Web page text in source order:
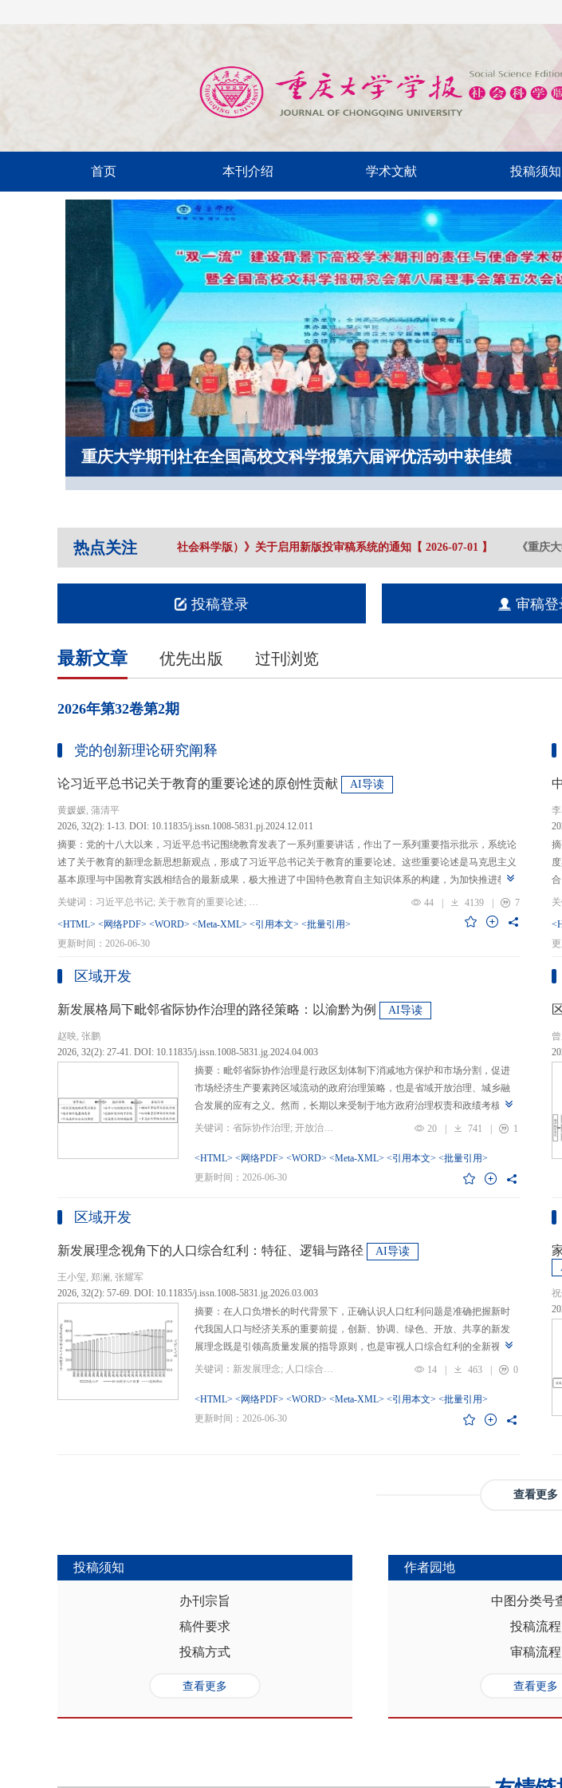
首页 本刊介绍 学术文献 投稿须知
重庆大学期刊社在全国高校文科学报第六届评优活动中获佳绩
热点关注
《重庆大学学报（社会科学版）》关于启用新版投审稿系统的通知【 2026-07-01】 《重庆大
投稿登录 审稿登
最新文章 优先出版 过刊浏览
2026年第32卷第2期
党的创新理论研究阐释
论习近平总书记关于教育的重要论述的原创性贡献 AI导读
黄媛媛, 蒲清平
2026, 32(2): 1-13. DOI: 10.11835/j.issn.1008-5831.pj.2024.12.011
摘要：党的十八大以来，习近平总书记围绕教育发表了一系列重要讲话，作出了一系列重要指示批示，系统论
述了关于教育的新理念新思想新观点，形成了习近平总书记关于教育的重要论述。这些重要论述是马克思主义
基本原理与中国教育实践相结合的最新成果，极大推进了中国特色教育自主知识体系的构建，为加快推进教育
现代化、建设教育强国提供了强大思想武器和行动指南，作出了重大原创性贡献。这些原创性贡献主要体现
在：第一，从价值论角度明确了教育在党和国家事业发展全局中的战略定位，从政治价值、经济价值、文化价
值、社会价值、创新价值等五个方面创新性回答了新时代“为什么办教育”的战略问题；第二，从认识论角度赋
予了新时代教育发展的多重内涵，深刻揭示其根本性质、根本保证、根本任务、时代使命、最终目的，创新性
回答了新时代“办什么样的教育”的根本问题；第三，从方法论角度立足基本国情遵循教育规律，提出了深化教
育改革创新的总体思路和战略部署，涵盖教育地位的确立、教育道路的选择、教育动力的激发、教育路径的规
划以及教育主体的培育，创新性回答了新时代“怎么办教育”的实践问题。
关键词：习近平总书记; 关于教育的重要论述; 教育强国; 《论教育》; 教育新质生产力; 教育人工智能 44 | 4139 |
7
<HTML> <网络PDF> <WORD> <Meta-XML> <引用本文> <批量引用>
更新时间：2026-06-30
区域开发
新发展格局下毗邻省际协作治理的路径策略：以渝黔为例 AI导读
赵映, 张鹏
2026, 32(2): 27-41. DOI: 10.11835/j.issn.1008-5831.jg.2024.04.003
摘要：毗邻省际协作治理是行政区划体制下消减地方保护和市场分割，促进
市场经济生产要素跨区域流动的政府治理策略，也是省域开放治理、城乡融
合发展的应有之义。然而，长期以来受制于地方政府治理权责和政绩考核的
行政区划界限，以及竞争性发展博弈中日渐固化的地方利益，毗邻省际协作
内需、畅通经济循环、建设全国统一大市场的政策导向，为毗邻省际协作治
理提供了新的机遇，借此探析其路径策略是构建新发展格局的内在要求和重
例，采用半结构化访谈法收集数据资料，探析新发展格局下毗邻省际协作治
理的路径策略。研究表明，毗邻省际协作治理是毗邻省（自治区、直辖市）
达成多向度的系统性治理行动过程。新发展格局下毗邻省际协作治理的路径
策略首先是厘清国家战略政策要求、省际协作发展需要，以及市场主体和民
众期望，凝聚利益相关主体的协作治理共识，明确毗邻省际协作治理是省域
开放治理必须积极作为的必答题。其次，统筹衔接国家战略政策与省域治理
规划，构建去中心化的组织结构总体布局，下好毗邻协作先行示范区创建、
网络协同治理的比较优势和互补功能，牵住“牛鼻子”工程，着重优化开放协作
机制和生态共保联治，促进基础设施和基本公共服务一体化，推动产业链整
关键词：省际协作治理; 开放治理; 行政区划; 统一大市场; 新发展格局 20 | 741 | 1
<HTML> <网络PDF> <WORD> <Meta-XML> <引用本文> <批量引用>
更新时间：2026-06-30
区域开发
新发展理念视角下的人口综合红利：特征、逻辑与路径 AI导读
王小玺, 郑澜, 张耀军
2026, 32(2): 57-69. DOI: 10.11835/j.issn.1008-5831.jg.2026.03.003
摘要：在人口负增长的时代背景下，正确认识人口红利问题是准确把握新时
代我国人口与经济关系的重要前提，创新、协调、绿色、开放、共享的新发
展理念既是引领高质量发展的指导原则，也是审视人口综合红利的全新视
角。从内涵特征看，新时代的人口综合红利理论是在发展基础、核心理念和
位和发展进程，以人口数量、结构、素质、分布等人口条件为基础，以新发
展理念为导向，通过政策措施的适应性调整从而培育、巩固和收获人口优
中，既要立足当下人口负增长的现实，充分挖掘和利用现有人口条件，也要
放眼未来人口发展趋势，积极挖掘、培育人口结构优化红利、人口素质提升
红利和人口合理分布红利，以相关政策制度的调整完善为路径，引导人口发
展符合创新、协调、绿色、开放、共享的理念需求，积极回应人口发展的趋
势性特征和高质量发展的目标任务，通过进一步完善生育养老政策、推进教
育强国建设、优化城镇格局体系，以人口与经济高质量发展支撑中国式现代
关键词：新发展理念; 人口综合红利; 高质量发展; 人口政策; 中国式现代化 14 | 463 | 0
<HTML> <网络PDF> <WORD> <Meta-XML> <引用本文> <批量引用>
更新时间：2026-06-30
查看更多
投稿须知
办刊宗旨
稿件要求
投稿方式
查看更多
作者园地
中图分类号
投稿流程
审稿流程
查看更多